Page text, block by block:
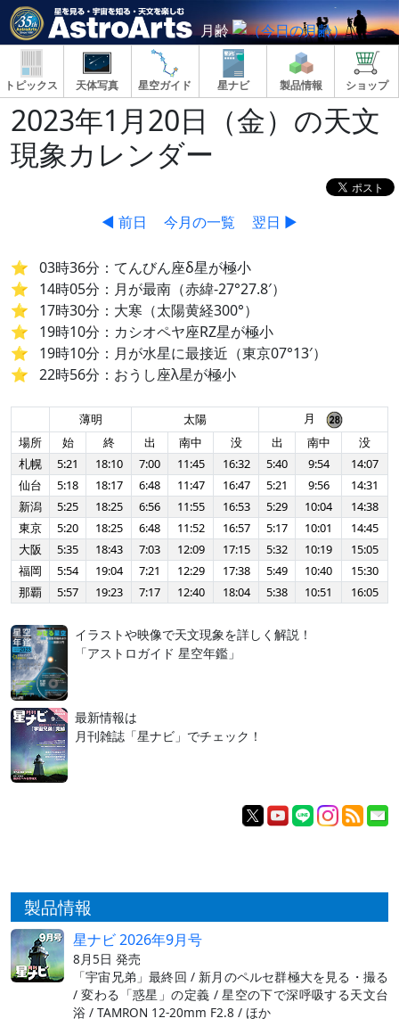
月齢
トピックス 天体写真 星空ガイド 星ナビ 製品情報 ショップ
2023年1月20日（金）の天文
現象カレンダー
◀ 前日 今月の一覧 翌日 ▶
03時36分：てんびん座δ星が極小
14時05分：月が最南（赤緯-27°27.8′）
17時30分：大寒（太陽黄経300°）
19時10分：カシオペヤ座RZ星が極小
19時10分：月が水星に最接近（東京07°13′）
22時56分：おうし座λ星が極小
薄明 太陽
月
場所
始 終 出 南中 没 出 南中
没
札幌
5:21 18:10 7:00 11:45 16:32 5:40 9:54
14:07
仙台
5:18 18:17 6:48 11:47 16:47 5:21 9:56
14:31
新潟
5:25 18:25 6:56 11:55 16:53 5:29 10:04
14:38
東京
5:20 18:25 6:48 11:52 16:57 5:17 10:01
14:45
大阪
5:35 18:43 7:03 12:09 17:15 5:32 10:19
15:05
福岡
5:54 19:04 7:21 12:29 17:38 5:49 10:40
15:30
那覇
5:57 19:23 7:17 12:40 18:04 5:38 10:51 16:05
イラストや映像で天文現象を詳しく解説！
「アストロガイド 星空年鑑」
最新情報は
月刊雑誌「星ナビ」でチェック！
製品情報
星ナビ 2026年9月号
8月5日 発売
「宇宙兄弟」最終回 / 新月のペルセ群極大を見る・撮る
/ 変わる「惑星」の定義 / 星空の下で深呼吸する天文台
浴 / TAMRON 12-20mm F2.8 / ほか